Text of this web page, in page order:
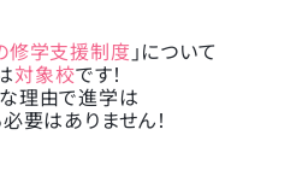
修学支援制度 」について
対象校です！
理由で進学は
要はありません！